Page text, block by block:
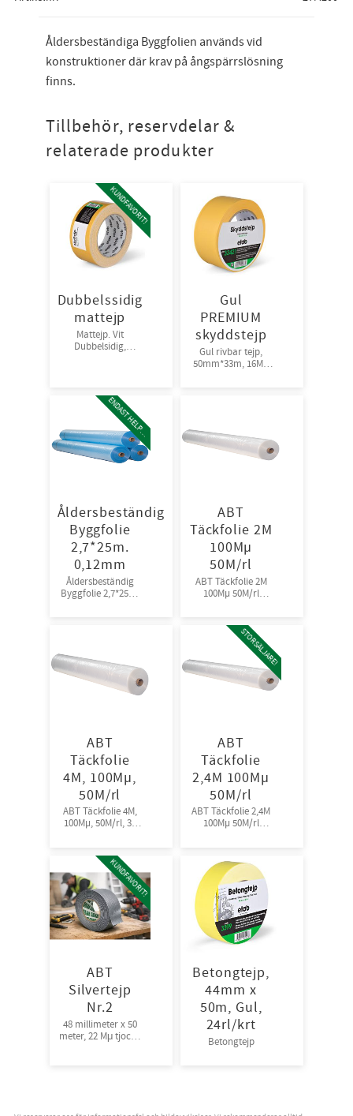
Åldersbeständiga Byggfolien används vid
konstruktioner där krav på ångspärrslösning
finns.
Tillbehör, reservdelar &
relaterade produkter
Dubbelssidig
mattejp
Mattejp. Vit
Dubbelsidig,
36rl/krt
KUNDFAVORIT!
Gul
PREMIUM
skyddstejp
Gul rivbar tejp,
50mm*33m, 16Mμ
Åldersbeständig
Byggfolie
2,7*25m.
0,12mm
Åldersbeständig
Byggfolie 2,7*25m.
E
N
D
A
S
T
H
E
L
P
A
L
L
ABT
Täckfolie 2M
100Mµ
50M/rl
ABT Täckfolie 2M
100Mµ 50M/rl
ABT
Täckfolie
4M, 100Mµ,
50M/rl
ABT Täckfolie 4M,
100Mµ, 50M/rl, 36
ABT
Täckfolie
2,4M 100Mµ
50M/rl
ABT Täckfolie 2,4M
100Mµ 50M/rl
STORSÄLJARE!
ABT
Silvertejp
Nr.2
48 millimeter x 50
meter, 22 Mμ tjock |
KUNDFAVORIT!
Betongtejp,
44mm x
50m, Gul,
24rl/krt
Betongtejp